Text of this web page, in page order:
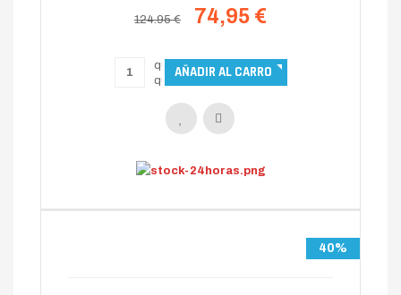
124.95 € 74,95 €
40%